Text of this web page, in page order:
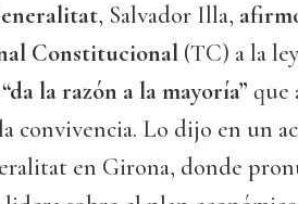
, Salvador Illa,
Constitucional (TC) a la
“da la razón a la mayoría” que
convivencia. Lo dijo en un
en Girona, donde